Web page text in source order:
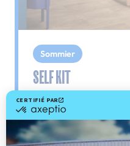
Sommier
SELF KIT
Le plus : livré en kit
Self Kit est un
monte sans outils et
Pas besoin d'être un